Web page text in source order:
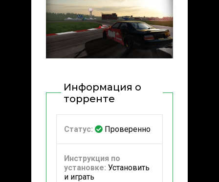
Информация о
торренте
Статус: Проверенно
Инструкция по
установке: Установить
и играть